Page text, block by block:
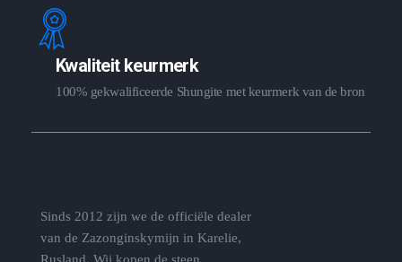
Kwaliteit keurmerk
100% gekwalificeerde Shungite met keurmerk van de bron
Sinds 2012 zijn we de officiële dealer
van de Zazonginskymijn in Karelie,